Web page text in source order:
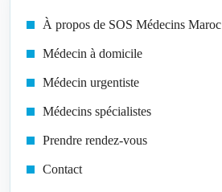
À propos de SOS Médecins Maroc
Médecin à domicile
Médecin urgentiste
Médecins spécialistes
Prendre rendez-vous
Contact